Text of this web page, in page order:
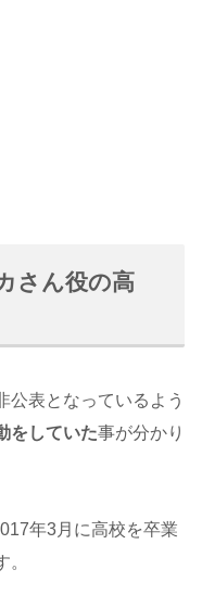
さん役の高
公表となっているよう
をしていた事が分かり
年3月に高校を卒業
。